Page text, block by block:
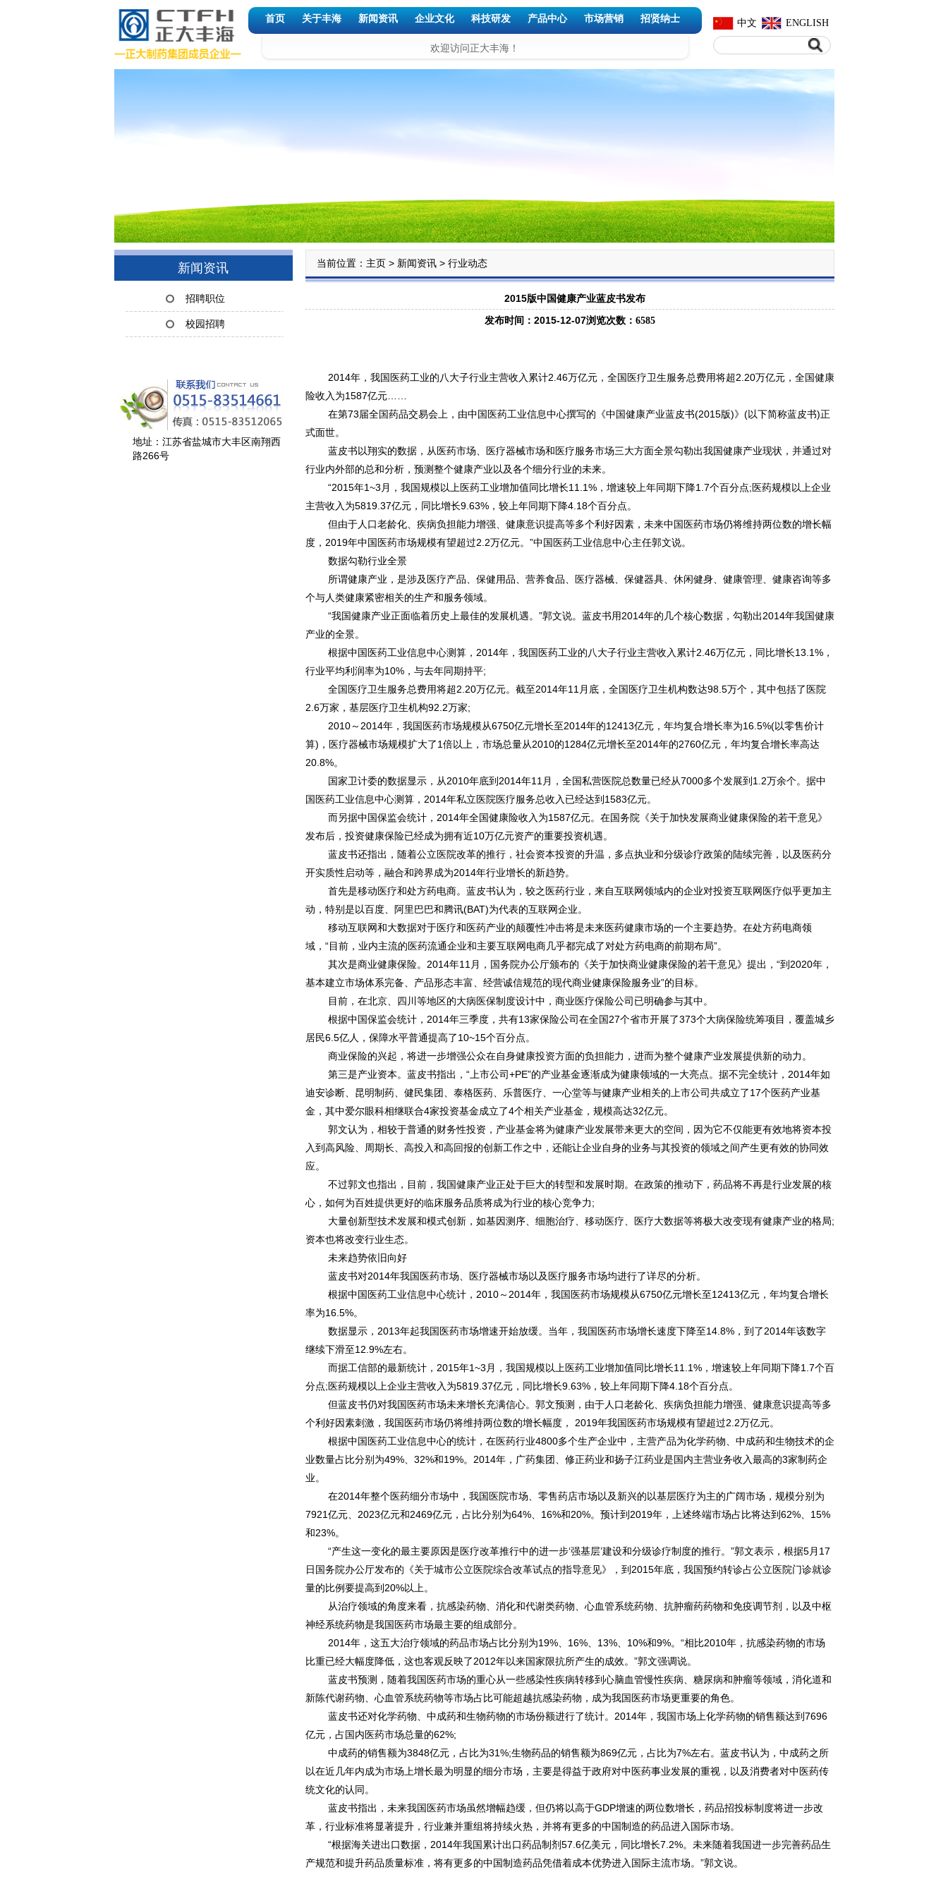
首页 关于丰海 新闻资讯 企业文化 科技研发 产品中心 市场营销 招贤纳士
欢迎访问正大丰海！
中文 ENGLISH
新闻资讯
招聘职位
校园招聘
地址：江苏省盐城市大丰区南翔西
路266号
当前位置： 主页> 新闻资讯> 行业动态
2015版中国健康产业蓝皮书发布
发布时间：2015-12-07浏览次数： 6585
2014年，我国医药工业的八大子行业主营收入累计2.46万亿元，全国医疗卫生服务总费用将超2.20万亿元，全国健康
险收入为1587亿元……
在第73届全国药品交易会上，由中国医药工业信息中心撰写的《中国健康产业蓝皮书(2015版)》(以下简称蓝皮书)正
式面世。
蓝皮书以翔实的数据，从医药市场、医疗器械市场和医疗服务市场三大方面全景勾勒出我国健康产业现状，并通过对
行业内外部的总和分析，预测整个健康产业以及各个细分行业的未来。
“2015年1~3月，我国规模以上医药工业增加值同比增长11.1%，增速较上年同期下降1.7个百分点;医药规模以上企业
主营收入为5819.37亿元，同比增长9.63%，较上年同期下降4.18个百分点。
但由于人口老龄化、疾病负担能力增强、健康意识提高等多个利好因素，未来中国医药市场仍将维持两位数的增长幅
度，2019年中国医药市场规模有望超过2.2万亿元。”中国医药工业信息中心主任郭文说。
数据勾勒行业全景
所谓健康产业，是涉及医疗产品、保健用品、营养食品、医疗器械、保健器具、休闲健身、健康管理、健康咨询等多
个与人类健康紧密相关的生产和服务领域。
“我国健康产业正面临着历史上最佳的发展机遇。”郭文说。蓝皮书用2014年的几个核心数据，勾勒出2014年我国健康
产业的全景。
根据中国医药工业信息中心测算，2014年，我国医药工业的八大子行业主营收入累计2.46万亿元，同比增长13.1%，
行业平均利润率为10%，与去年同期持平;
全国医疗卫生服务总费用将超2.20万亿元。截至2014年11月底，全国医疗卫生机构数达98.5万个，其中包括了医院
2.6万家，基层医疗卫生机构92.2万家;
2010～2014年，我国医药市场规模从6750亿元增长至2014年的12413亿元，年均复合增长率为16.5%(以零售价计
算)，医疗器械市场规模扩大了1倍以上，市场总量从2010的1284亿元增长至2014年的2760亿元，年均复合增长率高达
20.8%。
国家卫计委的数据显示，从2010年底到2014年11月，全国私营医院总数量已经从7000多个发展到1.2万余个。据中
国医药工业信息中心测算，2014年私立医院医疗服务总收入已经达到1583亿元。
而另据中国保监会统计，2014年全国健康险收入为1587亿元。在国务院《关于加快发展商业健康保险的若干意见》
发布后，投资健康保险已经成为拥有近10万亿元资产的重要投资机遇。
蓝皮书还指出，随着公立医院改革的推行，社会资本投资的升温，多点执业和分级诊疗政策的陆续完善，以及医药分
开实质性启动等，融合和跨界成为2014年行业增长的新趋势。
首先是移动医疗和处方药电商。蓝皮书认为，较之医药行业，来自互联网领域内的企业对投资互联网医疗似乎更加主
动，特别是以百度、阿里巴巴和腾讯(BAT)为代表的互联网企业。
移动互联网和大数据对于医疗和医药产业的颠覆性冲击将是未来医药健康市场的一个主要趋势。在处方药电商领
域，“目前，业内主流的医药流通企业和主要互联网电商几乎都完成了对处方药电商的前期布局”。
其次是商业健康保险。2014年11月，国务院办公厅颁布的《关于加快商业健康保险的若干意见》提出，“到2020年，
基本建立市场体系完备、产品形态丰富、经营诚信规范的现代商业健康保险服务业”的目标。
目前，在北京、四川等地区的大病医保制度设计中，商业医疗保险公司已明确参与其中。
根据中国保监会统计，2014年三季度，共有13家保险公司在全国27个省市开展了373个大病保险统筹项目，覆盖城乡
居民6.5亿人，保障水平普通提高了10~15个百分点。
商业保险的兴起，将进一步增强公众在自身健康投资方面的负担能力，进而为整个健康产业发展提供新的动力。
第三是产业资本。蓝皮书指出，“上市公司+PE”的产业基金逐渐成为健康领域的一大亮点。据不完全统计，2014年如
迪安诊断、昆明制药、健民集团、泰格医药、乐普医疗、一心堂等与健康产业相关的上市公司共成立了17个医药产业基
金，其中爱尔眼科相继联合4家投资基金成立了4个相关产业基金，规模高达32亿元。
郭文认为，相较于普通的财务性投资，产业基金将为健康产业发展带来更大的空间，因为它不仅能更有效地将资本投
入到高风险、周期长、高投入和高回报的创新工作之中，还能让企业自身的业务与其投资的领域之间产生更有效的协同效
应。
不过郭文也指出，目前，我国健康产业正处于巨大的转型和发展时期。在政策的推动下，药品将不再是行业发展的核
心，如何为百姓提供更好的临床服务品质将成为行业的核心竞争力;
大量创新型技术发展和模式创新，如基因测序、细胞治疗、移动医疗、医疗大数据等将极大改变现有健康产业的格局;
资本也将改变行业生态。
未来趋势依旧向好
蓝皮书对2014年我国医药市场、医疗器械市场以及医疗服务市场均进行了详尽的分析。
根据中国医药工业信息中心统计，2010～2014年，我国医药市场规模从6750亿元增长至12413亿元，年均复合增长
率为16.5%。
数据显示，2013年起我国医药市场增速开始放缓。当年，我国医药市场增长速度下降至14.8%，到了2014年该数字
继续下滑至12.9%左右。
而据工信部的最新统计，2015年1~3月，我国规模以上医药工业增加值同比增长11.1%，增速较上年同期下降1.7个百
分点;医药规模以上企业主营收入为5819.37亿元，同比增长9.63%，较上年同期下降4.18个百分点。
但蓝皮书仍对我国医药市场未来增长充满信心。郭文预测，由于人口老龄化、疾病负担能力增强、健康意识提高等多
个利好因素刺激，我国医药市场仍将维持两位数的增长幅度， 2019年我国医药市场规模有望超过2.2万亿元。
根据中国医药工业信息中心的统计，在医药行业4800多个生产企业中，主营产品为化学药物、中成药和生物技术的企
业数量占比分别为49%、32%和19%。2014年，广药集团、修正药业和扬子江药业是国内主营业务收入最高的3家制药企
业。
在2014年整个医药细分市场中，我国医院市场、零售药店市场以及新兴的以基层医疗为主的广阔市场，规模分别为
7921亿元、2023亿元和2469亿元，占比分别为64%、16%和20%。预计到2019年，上述终端市场占比将达到62%、15%
和23%。
“产生这一变化的最主要原因是医疗改革推行中的进一步‘强基层’建设和分级诊疗制度的推行。”郭文表示，根据5月17
日国务院办公厅发布的《关于城市公立医院综合改革试点的指导意见》，到2015年底，我国预约转诊占公立医院门诊就诊
量的比例要提高到20%以上。
从治疗领域的角度来看，抗感染药物、消化和代谢类药物、心血管系统药物、抗肿瘤药药物和免疫调节剂，以及中枢
神经系统药物是我国医药市场最主要的组成部分。
2014年，这五大治疗领域的药品市场占比分别为19%、16%、13%、10%和9%。“相比2010年，抗感染药物的市场
比重已经大幅度降低，这也客观反映了2012年以来国家限抗所产生的成效。”郭文强调说。
蓝皮书预测，随着我国医药市场的重心从一些感染性疾病转移到心脑血管慢性疾病、糖尿病和肿瘤等领域，消化道和
新陈代谢药物、心血管系统药物等市场占比可能超越抗感染药物，成为我国医药市场更重要的角色。
蓝皮书还对化学药物、中成药和生物药物的市场份额进行了统计。2014年，我国市场上化学药物的销售额达到7696
亿元，占国内医药市场总量的62%;
中成药的销售额为3848亿元，占比为31%;生物药品的销售额为869亿元，占比为7%左右。蓝皮书认为，中成药之所
以在近几年内成为市场上增长最为明显的细分市场，主要是得益于政府对中医药事业发展的重视，以及消费者对中医药传
统文化的认同。
蓝皮书指出，未来我国医药市场虽然增幅趋缓，但仍将以高于GDP增速的两位数增长，药品招投标制度将进一步改
革，行业标准将显著提升，行业兼并重组将持续火热，并将有更多的中国制造的药品进入国际市场。
“根据海关进出口数据，2014年我国累计出口药品制剂57.6亿美元，同比增长7.2%。未来随着我国进一步完善药品生
产规范和提升药品质量标准，将有更多的中国制造药品凭借着成本优势进入国际主流市场。”郭文说。